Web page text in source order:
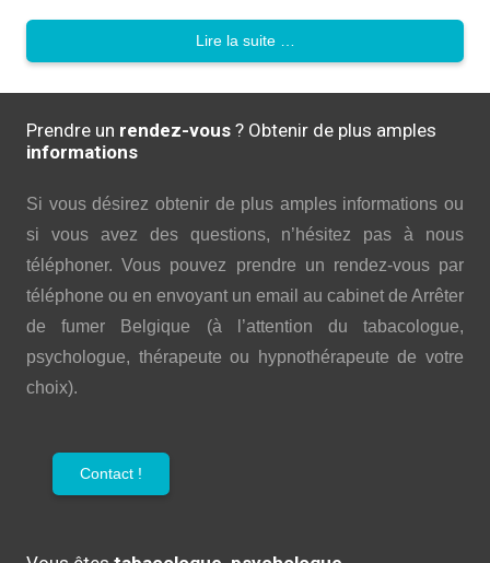
Lire la suite …
Prendre un rendez-vous ? Obtenir de plus amples
informations
Si vous désirez obtenir de plus amples informations ou
si vous avez des questions, n’hésitez pas à nous
téléphoner. Vous pouvez prendre un rendez-vous par
téléphone ou en envoyant un email au cabinet de Arrêter
de fumer Belgique (à l’attention du tabacologue,
psychologue, thérapeute ou hypnothérapeute de votre
choix).
Contact !